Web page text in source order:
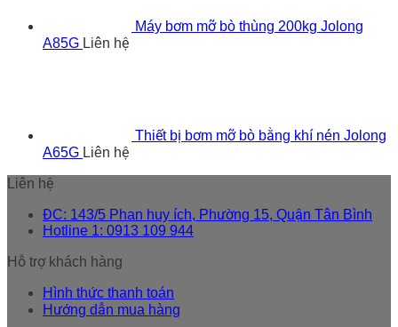
Máy bơm mỡ bò thùng 200kg Jolong
A85G Liên hệ
Thiết bị bơm mỡ bò bằng khí nén Jolong
A65G Liên hệ
Liên hệ
ĐC: 143/5 Phan huy ích, Phường 15, Quận Tân Bình
Hotline 1: 0913 109 944
Hỗ trợ khách hàng
Hình thức thanh toán
Hướng dẫn mua hàng